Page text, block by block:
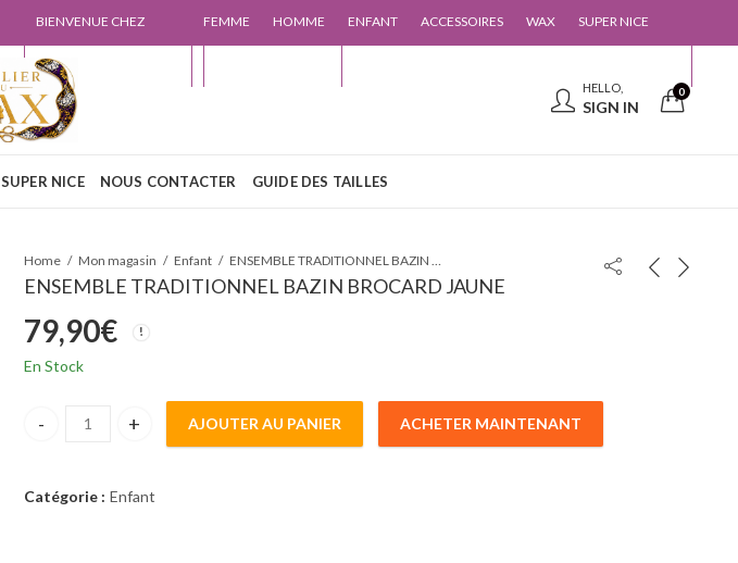
BIENVENUE CHEZ
L'ATELIER DU WAX
FEMME HOMME ENFANT ACCESSOIRES WAX SUPER NICE
HELLO,
SIGN IN
0
SUPER NICE NOUS CONTACTER GUIDE DES TAILLES
Home Mon magasin Enfant ENSEMBLE TRADITIONNEL BAZIN BROCARD JAUNE
ENSEMBLE TRADITIONNEL BAZIN BROCARD JAUNE
79,90€
En Stock
ENSEMBLE TRADITIONNEL BAZIN BROCARD JAUNE quantity
AJOUTER AU PANIER ACHETER MAINTENANT
Catégorie : Enfant